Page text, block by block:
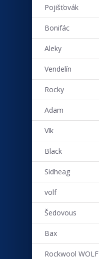
Pojišťovák
Bonifác
Aleky
Vendelín
Rocky
Adam
Vlk
Black
Sidheag
volf
Šedovous
Bax
Rockwool WOLF